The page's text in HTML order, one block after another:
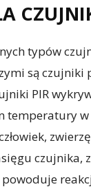
typów
są czujniki
PIR
temperatury
czujnika,